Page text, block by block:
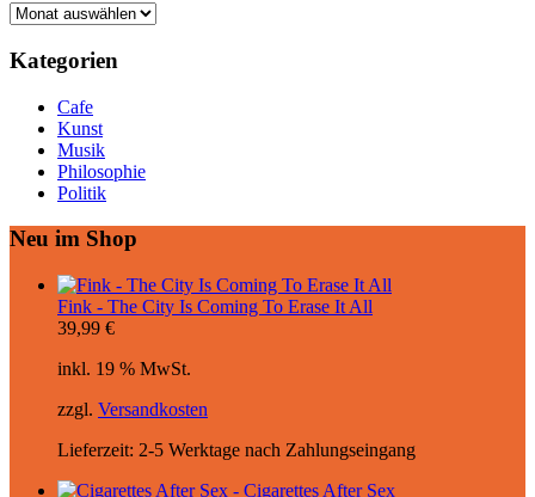
Archiv
Kategorien
Cafe
Kunst
Musik
Philosophie
Politik
Neu im Shop
Fink - The City Is Coming To Erase It All
39,99 €
inkl. 19 % MwSt.
zzgl. Versandkosten
Lieferzeit: 2-5 Werktage nach Zahlungseingang